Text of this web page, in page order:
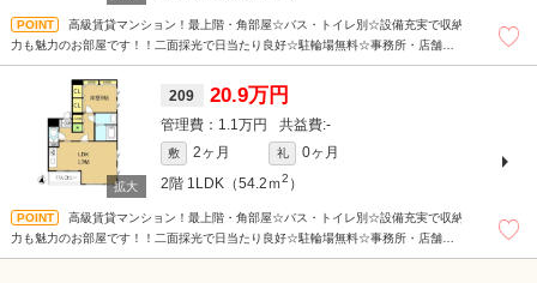
高級賃貸マンション！最上階・角部屋☆バス・トイレ別☆設備充実で収納
力も魅力のお部屋です！！二面採光で日当たり良好☆駐輪場無料☆事務所・店舗利
209 20.9万円
1.1万円 -
敷 2ヶ月 礼
0ヶ月
2階 1LDK（54.2ｍ2 ）
高級賃貸マンション！最上階・角部屋☆バス・トイレ別☆設備充実で収納
力も魅力のお部屋です！！二面採光で日当たり良好☆駐輪場無料☆事務所・店舗利